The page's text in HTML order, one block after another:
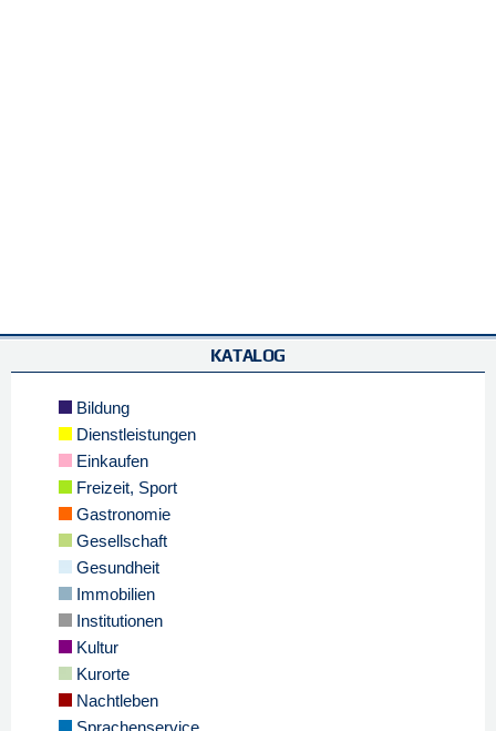
KATALOG
Bildung
Dienstleistungen
Einkaufen
Freizeit, Sport
Gastronomie
Gesellschaft
Gesundheit
Immobilien
Institutionen
Kultur
Kurorte
Nachtleben